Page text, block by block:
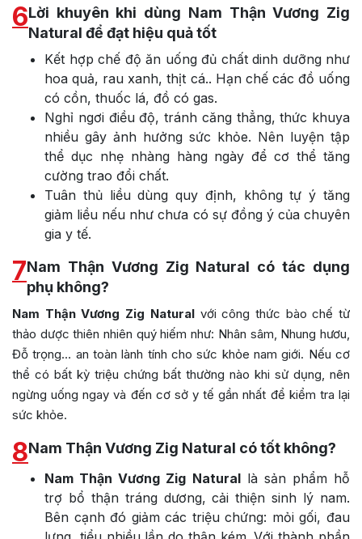
6Lời khuyên khi dùng Nam Thận Vương Zig
Natural để đạt hiệu quả tốt
Kết hợp chế độ ăn uống đủ chất dinh dưỡng như
hoa quả, rau xanh, thịt cá.. Hạn chế các đồ uống
có cồn, thuốc lá, đồ có gas.
Nghỉ ngơi điều độ, tránh căng thẳng, thức khuya
nhiều gây ảnh hưởng sức khỏe. Nên luyện tập
thể dục nhẹ nhàng hàng ngày để cơ thể tăng
cường trao đổi chất.
Tuân thủ liều dùng quy định, không tự ý tăng
giảm liều nếu như chưa có sự đồng ý của chuyên
gia y tế.
7Nam Thận Vương Zig Natural có tác dụng
phụ không?
Nam Thận Vương Zig Naturalvới công thức bào chế từ
thảo dược thiên nhiên quý hiếm như: Nhân sâm, Nhung hươu,
Đỗ trọng… an toàn lành tính cho sức khỏe nam giới. Nếu cơ
thể có bất kỳ triệu chứng bất thường nào khi sử dụng, nên
ngừng uống ngay và đến cơ sở y tế gần nhất để kiểm tra lại
sức khỏe.
8Nam Thận Vương Zig Natural có tốt không?
Nam Thận Vương Zig Naturallà sản phẩm hỗ
trợ bổ thận tráng dương, cải thiện sinh lý nam.
Bên cạnh đó giảm các triệu chứng: mỏi gối, đau